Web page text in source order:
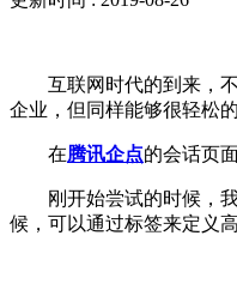
互联网时代的到来，不
企业，但同样能够很轻松
在腾讯企点的会话页
刚开始尝试的时候，我
候，可以通过标签来定义